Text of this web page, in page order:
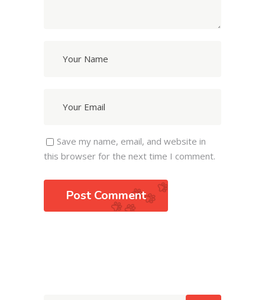
Save my name, email, and website in
this browser for the next time I comment.
Post Comment